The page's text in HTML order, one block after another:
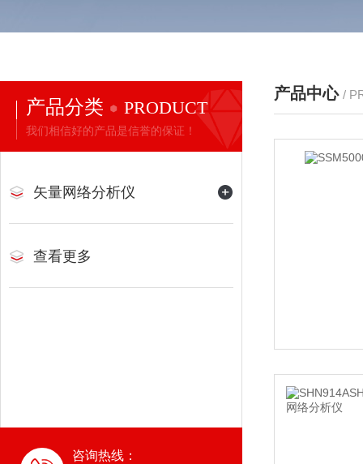
产品分类 PRODUCT
我们相信好的产品是信誉的保证！
矢量网络分析仪
查看更多
咨询热线：
产品中心 /